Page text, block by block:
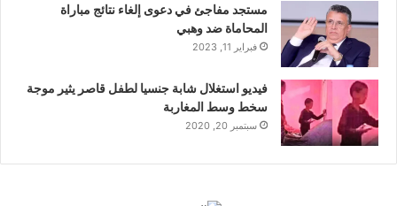
مستجد مفاجئ في دعوى إلغاء نتائج مباراة
المحاماة ضد وهبي
فبراير 11, 2023
فيديو استغلال شابة جنسيا لطفل قاصر يثير موجة
سخط وسط المغاربة
سبتمبر 20, 2020